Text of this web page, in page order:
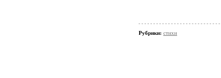
Рубрики: стихи